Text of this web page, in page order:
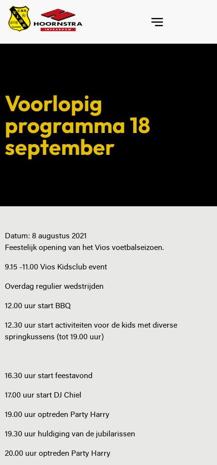
Voorlopig
programma 18
september
Datum: 8 augustus 2021
Feestelijk opening van het Vios voetbalseizoen.
9.15 -11.00 Vios Kidsclub event
Overdag regulier wedstrijden
12.00 uur start BBQ
12.30 uur start activiteiten voor de kids met diverse
springkussens (tot 19.00 uur)
16.30 uur start feestavond
17.00 uur start DJ Chiel
19.00 uur optreden Party Harry
19.30 uur huldiging van de jubilarissen
20.00 uur optreden Party Harry